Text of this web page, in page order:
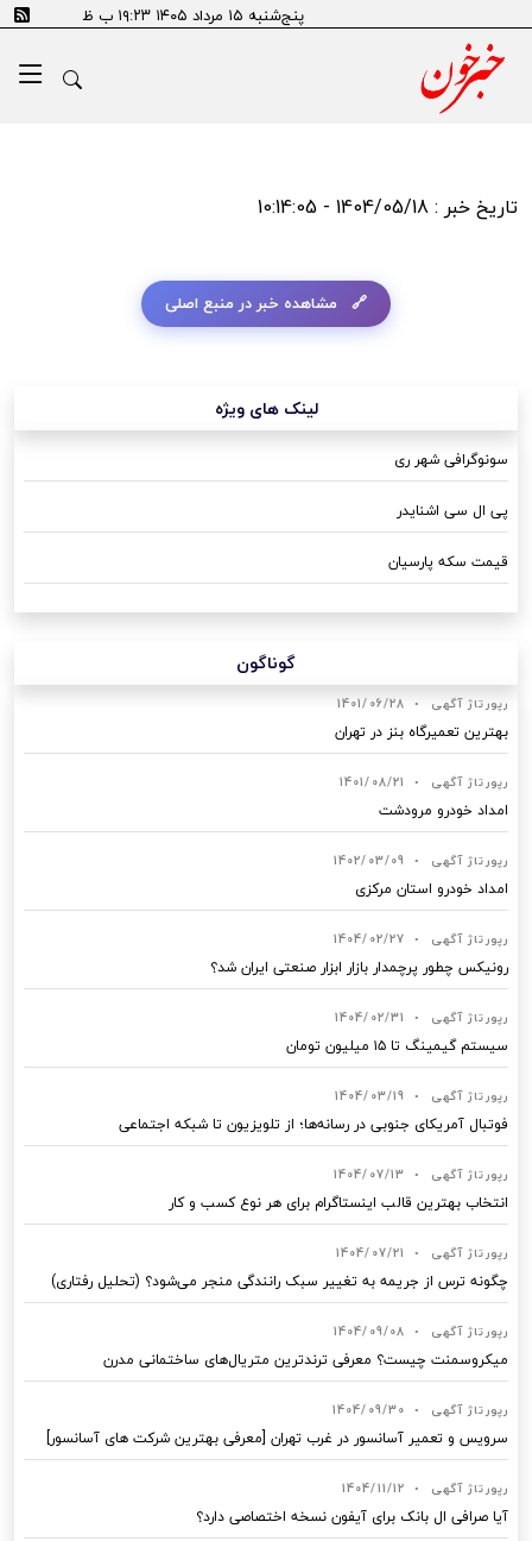
پنج‌شنبه ۱۵ مرداد ۱۴۰۵ ۱۹:۲۳ ب ظ
تاریخ خبر : 1404/05/18 - 10:14:05
مشاهده خبر در منبع اصلی
لینک های ویژه
سونوگرافی شهر ری
پی ال سی اشنایدر
قیمت سکه پارسیان
گوناگون
رپورتاژ آگهی •
1401/06/28
بهترین تعمیرگاه بنز در تهران
رپورتاژ آگهی •
1401/08/21
امداد خودرو مرودشت
رپورتاژ آگهی •
1402/03/09
امداد خودرو استان مرکزی
رپورتاژ آگهی •
1404/02/27
رونیکس چطور پرچمدار بازار ابزار صنعتی ایران شد؟
رپورتاژ آگهی •
1404/02/31
سیستم گیمینگ تا ۱۵ میلیون تومان
رپورتاژ آگهی •
1404/03/19
فوتبال آمریکای جنوبی در رسانه‌ها؛ از تلویزیون تا شبکه اجتماعی
رپورتاژ آگهی •
1404/07/13
انتخاب بهترین قالب‌ اینستاگرام برای هر نوع کسب‌ و کار
رپورتاژ آگهی •
1404/07/21
چگونه ترس از جریمه به تغییر سبک رانندگی منجر می‌شود؟ (تحلیل رفتاری)
رپورتاژ آگهی •
1404/09/08
میکروسمنت چیست؟ معرفی ترندترین متریال‌های ساختمانی مدرن
رپورتاژ آگهی •
1404/09/30
سرویس و تعمیر آسانسور در غرب تهران [معرفی بهترین شرکت های آسانسور]
رپورتاژ آگهی •
1404/11/12
آیا صرافی ال بانک برای آیفون نسخه اختصاصی دارد؟